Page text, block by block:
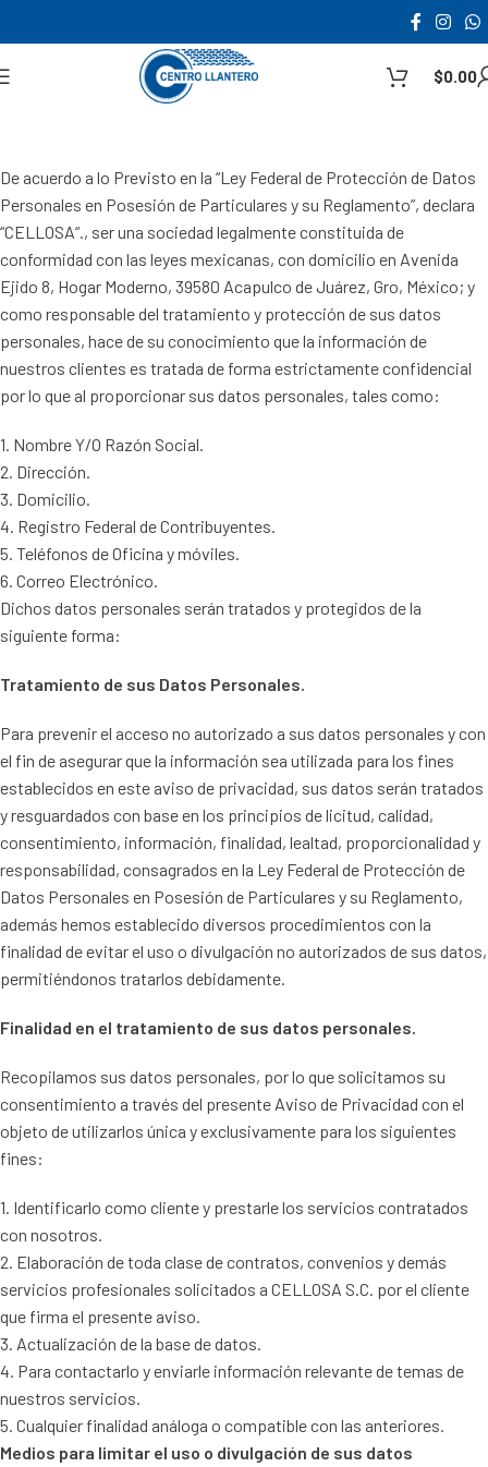
$0.00
De acuerdo a lo Previsto en la “Ley Federal de Protección de Datos
Personales en Posesión de Particulares y su Reglamento”, declara
“CELLOSA“., ser una sociedad legalmente constituida de
conformidad con las leyes mexicanas, con domicilio en Avenida
Ejido 8, Hogar Moderno, 39580 Acapulco de Juárez, Gro, México; y
como responsable del tratamiento y protección de sus datos
personales, hace de su conocimiento que la información de
nuestros clientes es tratada de forma estrictamente confidencial
por lo que al proporcionar sus datos personales, tales como:
1. Nombre Y/O Razón Social.
2. Dirección.
3. Domicilio.
4. Registro Federal de Contribuyentes.
5. Teléfonos de Oficina y móviles.
6. Correo Electrónico.
Dichos datos personales serán tratados y protegidos de la
siguiente forma:
Tratamiento de sus Datos Personales.
Para prevenir el acceso no autorizado a sus datos personales y con
el fin de asegurar que la información sea utilizada para los fines
establecidos en este aviso de privacidad, sus datos serán tratados
y resguardados con base en los principios de licitud, calidad,
consentimiento, información, finalidad, lealtad, proporcionalidad y
responsabilidad, consagrados en la Ley Federal de Protección de
Datos Personales en Posesión de Particulares y su Reglamento,
además hemos establecido diversos procedimientos con la
finalidad de evitar el uso o divulgación no autorizados de sus datos,
permitiéndonos tratarlos debidamente.
Finalidad en el tratamiento de sus datos personales.
Recopilamos sus datos personales, por lo que solicitamos su
consentimiento a través del presente Aviso de Privacidad con el
objeto de utilizarlos única y exclusivamente para los siguientes
fines:
1. Identificarlo como cliente y prestarle los servicios contratados
con nosotros.
2. Elaboración de toda clase de contratos, convenios y demás
servicios profesionales solicitados a CELLOSA S.C. por el cliente
que firma el presente aviso.
3. Actualización de la base de datos.
4. Para contactarlo y enviarle información relevante de temas de
nuestros servicios.
5. Cualquier finalidad análoga o compatible con las anteriores.
Medios para limitar el uso o divulgación de sus datos